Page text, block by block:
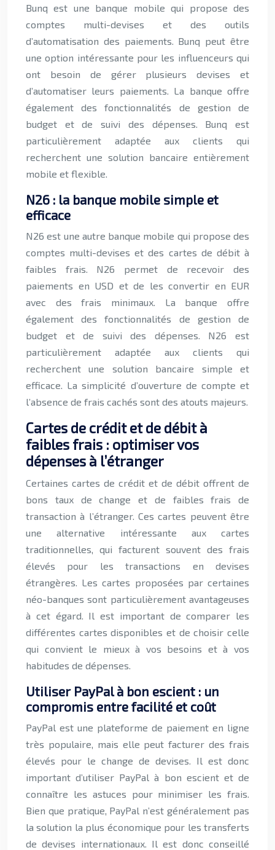
Bunq est une banque mobile qui propose des
comptes multi-devises et des outils
d’automatisation des paiements. Bunq peut être
une option intéressante pour les influenceurs qui
ont besoin de gérer plusieurs devises et
d’automatiser leurs paiements. La banque offre
également des fonctionnalités de gestion de
budget et de suivi des dépenses. Bunq est
particulièrement adaptée aux clients qui
recherchent une solution bancaire entièrement
mobile et flexible.
N26 : la banque mobile simple et
efficace
N26 est une autre banque mobile qui propose des
comptes multi-devises et des cartes de débit à
faibles frais. N26 permet de recevoir des
paiements en USD et de les convertir en EUR
avec des frais minimaux. La banque offre
également des fonctionnalités de gestion de
budget et de suivi des dépenses. N26 est
particulièrement adaptée aux clients qui
recherchent une solution bancaire simple et
efficace. La simplicité d’ouverture de compte et
l’absence de frais cachés sont des atouts majeurs.
Cartes de crédit et de débit à
faibles frais : optimiser vos
dépenses à l’étranger
Certaines cartes de crédit et de débit offrent de
bons taux de change et de faibles frais de
transaction à l’étranger. Ces cartes peuvent être
une alternative intéressante aux cartes
traditionnelles, qui facturent souvent des frais
élevés pour les transactions en devises
étrangères. Les cartes proposées par certaines
néo-banques sont particulièrement avantageuses
à cet égard. Il est important de comparer les
différentes cartes disponibles et de choisir celle
qui convient le mieux à vos besoins et à vos
habitudes de dépenses.
Utiliser PayPal à bon escient : un
compromis entre facilité et coût
PayPal est une plateforme de paiement en ligne
très populaire, mais elle peut facturer des frais
élevés pour le change de devises. Il est donc
important d’utiliser PayPal à bon escient et de
connaître les astuces pour minimiser les frais.
Bien que pratique, PayPal n’est généralement pas
la solution la plus économique pour les transferts
de devises internationaux. Il est donc conseillé